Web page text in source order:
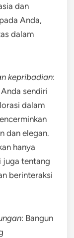
dan
Anda,
dalam
kepribadian:
sendiri
dalam
dan elegan.
hanya
juga tentang
berinteraksi
: Bangun